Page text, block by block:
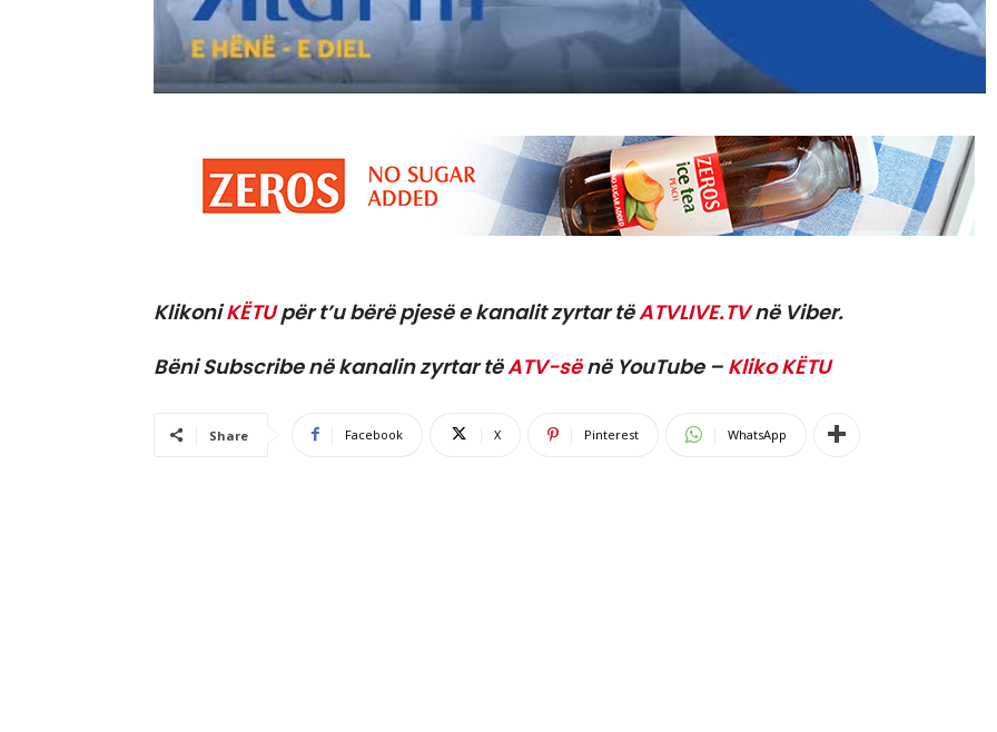
KlikoniKËTUpër t’u bërë pjesë e kanalit zyrtar tëATVLIVE.TVnë Viber.
Bëni Subscribe në kanalin zyrtar tëATV-sënë YouTube – Kliko KËTU
Share Facebook X Pinterest WhatsApp